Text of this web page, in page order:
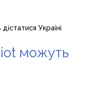
Україні
можуть